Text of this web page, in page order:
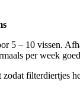
5 – 10 vissen.
per week
filterdiertjes